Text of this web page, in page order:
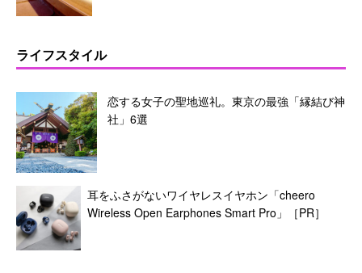
ライフスタイル
恋する女子の聖地巡礼。東京の最強「縁結び神
社」6選
耳をふさがないワイヤレスイヤホン「cheero
Wireless Open Earphones Smart Pro」［PR］